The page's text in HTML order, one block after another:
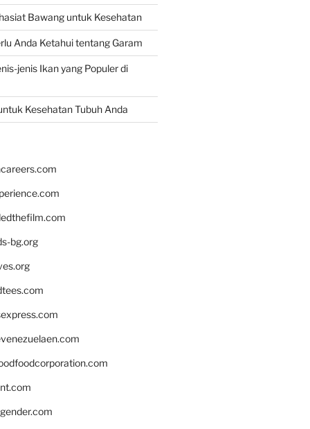
Bawang untuk Kesehatan
Anda Ketahui tentang Garam
jenis Ikan yang Populer di
Kesehatan Tubuh Anda
bg.org